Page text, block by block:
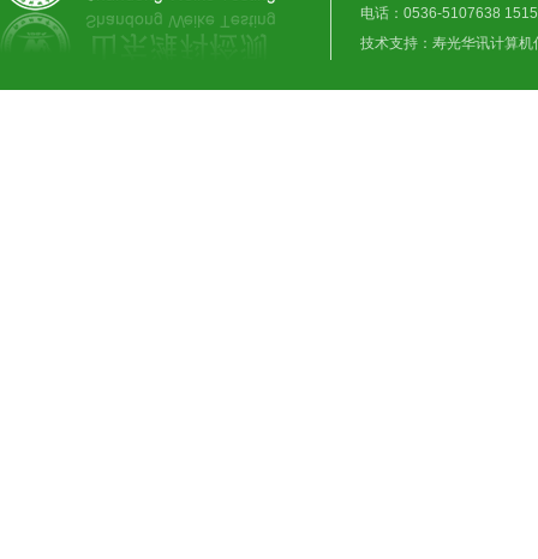
电话：0536-5107638
技术支持： 寿光华讯计算机